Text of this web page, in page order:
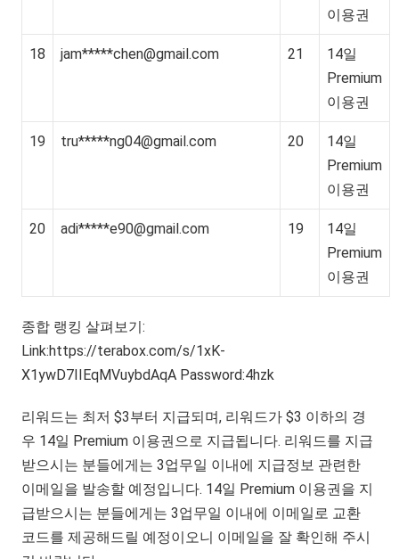
이용권
18 jam*****chen@gmail.com 21
14일
Premium
이용권
19 tru*****ng04@gmail.com 20
14일
Premium
이용권
20 adi*****e90@gmail.com 19
14일
Premium
이용권
종합 랭킹 살펴보기:
Link:https://terabox.com/s/1xK-
X1ywD7IIEqMVuybdAqA Password:4hzk
리워드는 최저 $3부터 지급되며, 리워드가 $3 이하의 경
우 14일 Premium 이용권으로 지급됩니다. 리워드를 지급
받으시는 분들에게는 3업무일 이내에 지급정보 관련한
이메일을 발송할 예정입니다. 14일 Premium 이용권을 지
급받으시는 분들에게는 3업무일 이내에 이메일로 교환
코드를 제공해드릴 예정이오니 이메일을 잘 확인해 주시